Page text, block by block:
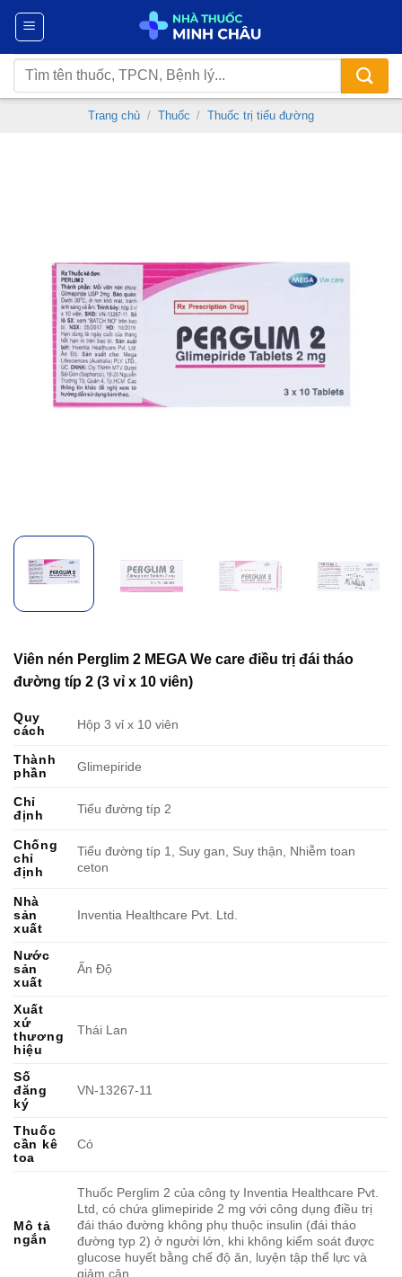
Chuyển
nội
dung
Tìm
kiếm:
Trang chủ / Thuốc / Thuốc trị tiểu đường
Viên nén Perglim 2 MEGA We care điều trị đái tháo
đường típ 2 (3 vỉ x 10 viên)
Quy
cách
Hộp 3 vỉ x 10 viên
Thành
phần
Glimepiride
Chỉ
định
Tiểu đường típ 2
Chống
chỉ
định
Tiểu đường típ 1, Suy gan, Suy thận, Nhiễm toan
ceton
Nhà
sản
xuất
Inventia Healthcare Pvt. Ltd.
Nước
sản
xuất
Ấn Độ
Xuất
xứ
thương
hiệu
Thái Lan
Số
đăng
ký
VN-13267-11
Thuốc
cần kê
toa
Có
Mô tả
ngắn
Thuốc Perglim 2 của công ty Inventia Healthcare Pvt.
Ltd, có chứa glimepiride 2 mg với công dụng điều trị
đái tháo đường không phụ thuộc insulin (đái tháo
đường typ 2) ở người lớn, khi không kiểm soát được
glucose huyết bằng chế độ ăn, luyện tập thể lực và
giảm cân.